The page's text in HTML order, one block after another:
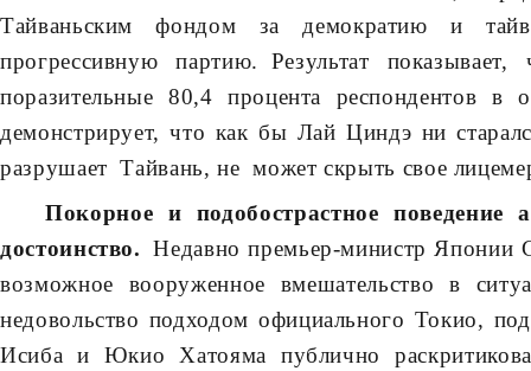
Тайваньским фондом за демократию и
прогрессивную партию. Результат
поразительные 80,4 процента респондентов
демонстрирует, что как бы Лай Циндэ ни
разрушает Тайвань, не может скрыть свое
Покорное и подобострастное
достоинство.Недавно премьер-министр Японии
возможное вооруженное вмешательство в
недовольство подходом официального Токио,
Исиба и Юкио Хатояма публично